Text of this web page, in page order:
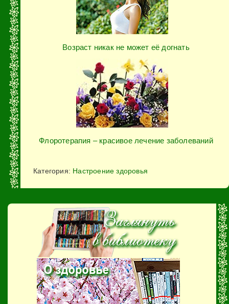
Возраст никак не может её догнать
Флоротерапия – красивое лечение заболеваний
Категория: Настроение здоровья